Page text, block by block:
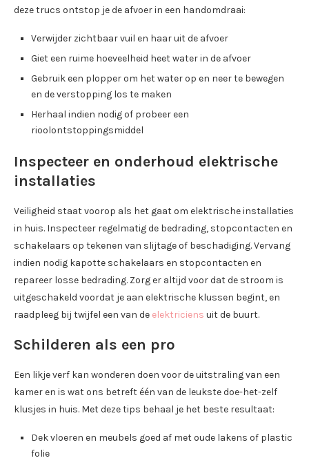
deze trucs ontstop je de afvoer in een handomdraai:
Verwijder zichtbaar vuil en haar uit de afvoer
Giet een ruime hoeveelheid heet water in de afvoer
Gebruik een plopper om het water op en neer te bewegen
en de verstopping los te maken
Herhaal indien nodig of probeer een
rioolontstoppingsmiddel
Inspecteer en onderhoud elektrische
installaties
Veiligheid staat voorop als het gaat om elektrische installaties
in huis. Inspecteer regelmatig de bedrading, stopcontacten en
schakelaars op tekenen van slijtage of beschadiging. Vervang
indien nodig kapotte schakelaars en stopcontacten en
repareer losse bedrading. Zorg er altijd voor dat de stroom is
uitgeschakeld voordat je aan elektrische klussen begint, en
raadpleeg bij twijfel een van de elektriciens uit de buurt.
Schilderen als een pro
Een likje verf kan wonderen doen voor de uitstraling van een
kamer en is wat ons betreft één van de leukste doe-het-zelf
klusjes in huis. Met deze tips behaal je het beste resultaat:
Dek vloeren en meubels goed af met oude lakens of plastic
folie